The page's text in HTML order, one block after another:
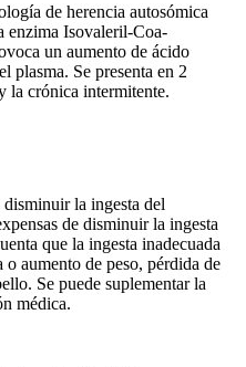
de herencia autosómica
enzima Isovaleril-Coa-
un aumento de ácido
plasma. Se presenta en 2
la crónica intermitente.
la ingesta del
de disminuir la ingesta
que la ingesta inadecuada
aumento de peso, pérdida de
Se puede suplementar la
médica.